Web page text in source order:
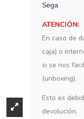
Sega
ATENCIÓN:
En caso de
caja) o
si se nos
(unboxing).
Esto es
devolución.